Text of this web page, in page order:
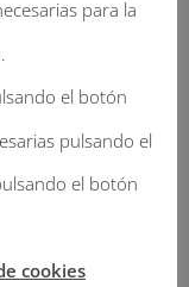
para la
el botón
pulsando el
el botón
cookies